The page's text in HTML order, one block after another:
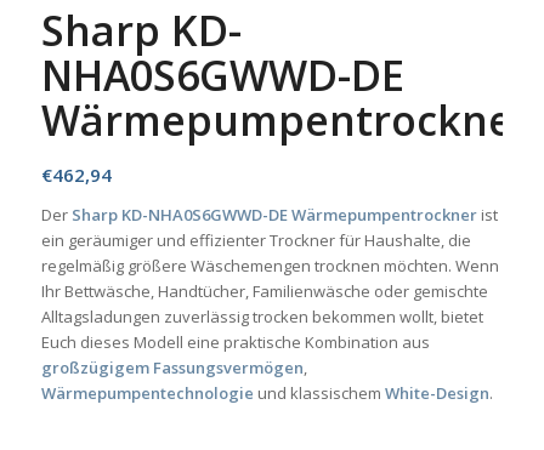
Sharp KD-
NHA0S6GWWD-DE
Wärmepumpentrockner
€462,94
Der Sharp KD-NHA0S6GWWD-DE Wärmepumpentrocknerist
ein geräumiger und effizienter Trockner für Haushalte, die
regelmäßig größere Wäschemengen trocknen möchten. Wenn
Ihr Bettwäsche, Handtücher, Familienwäsche oder gemischte
Alltagsladungen zuverlässig trocken bekommen wollt, bietet
Euch dieses Modell eine praktische Kombination aus
großzügigem Fassungsvermögen,
Wärmepumpentechnologie und klassischem White-Design.